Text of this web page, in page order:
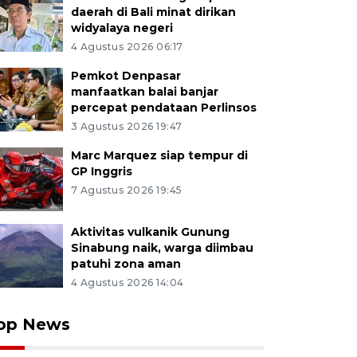
daerah di Bali minat dirikan
widyalaya negeri
4 Agustus 2026 06:17
Pemkot Denpasar
manfaatkan balai banjar
percepat pendataan Perlinsos
3 Agustus 2026 19:47
Marc Marquez siap tempur di
GP Inggris
7 Agustus 2026 19:45
Aktivitas vulkanik Gunung
Sinabung naik, warga diimbau
patuhi zona aman
4 Agustus 2026 14:04
News